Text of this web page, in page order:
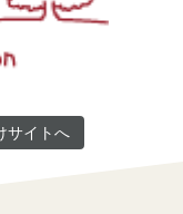
サイトへ